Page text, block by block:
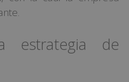
estrategia de